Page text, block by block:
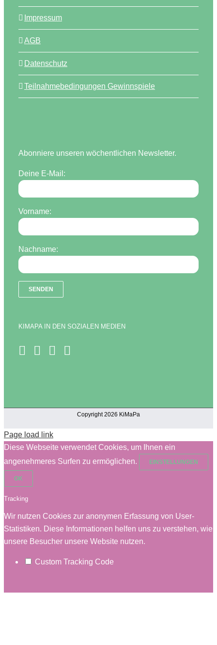
Impressum
AGB
Datenschutz
Teilnahmebedingungen Gewinnspiele
Abonniere unseren wöchentlichen Newsletter.
Deine E-Mail:
Vorname:
Nachname:
KIMAPA IN DEN SOZIALEN MEDIEN
Copyright 2026 KiMaPa
Page load link
Diese Webseite verwendet Cookies, um Ihnen ein
angenehmeres Surfen zu ermöglichen.
EINSTELLUNGEN
OK
Tracking
Wir nutzen Cookies zur anonymen Erfassung von User-
Statistiken. Diese Informationen helfen uns zu verstehen, wie
unsere Besucher unsere Website nutzen.
Custom Tracking Code